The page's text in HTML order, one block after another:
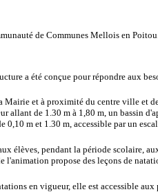
de Communes Mellois en
a été conçue pour répondre aux
Mairie et à proximité du centre ville et
allant de 1.30 m à 1,80 m, un bassin
m et 1.30 m, accessible par un
élèves, pendant la période scolaire,
l'animation propose des leçons de
en vigueur, elle est accessible aux